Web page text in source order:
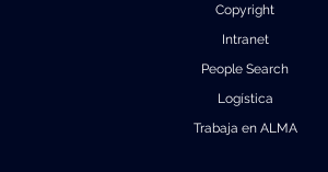
Copyright
Intranet
People Search
Logística
Trabaja en ALMA